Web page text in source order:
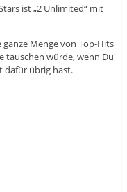
ist „2 Unlimited“ mit
Menge von Top-Hits
tauschen würde, wenn Du
dafür übrig hast.